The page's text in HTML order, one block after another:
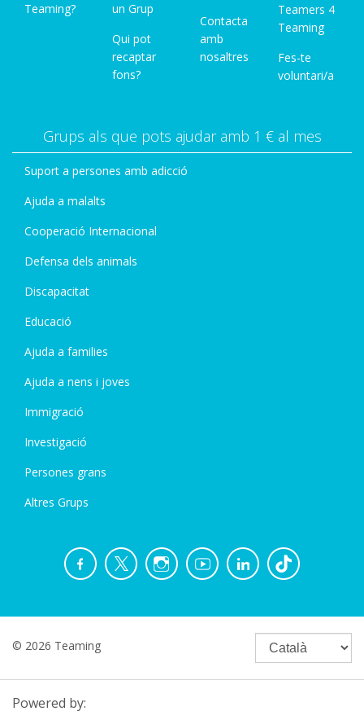
Teaming?
un Grup
Qui pot
recaptar
fons?
Contacta
amb
nosaltres
Teamers 4
Teaming
Fes-te
voluntari/a
Grups als que pots ajudar amb 1 € al mes
Suport a persones amb adicció
Ajuda a malalts
Cooperació Internacional
Defensa dels animals
Discapacitat
Educació
Ajuda a families
Ajuda a nens i joves
Immigració
Investigació
Persones grans
Altres Grups
© 2026 Teaming
Powered by: